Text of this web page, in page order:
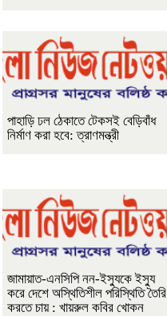
পাহাড়ি ঢল ঠেকাতে টেকসই বেড়িবাঁধ
নির্মাণ করা হবে: ত্রাণমন্ত্রী
জামায়াত-এনসিপি নন-ইস্যুকে ইস্যু
করে দেশে অস্থিতিশীল পরিস্থিতি তৈরি
করতে চায় : খায়রুল কবির খোকন